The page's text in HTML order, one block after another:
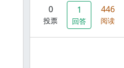
0
投票
1
回答
446
阅读